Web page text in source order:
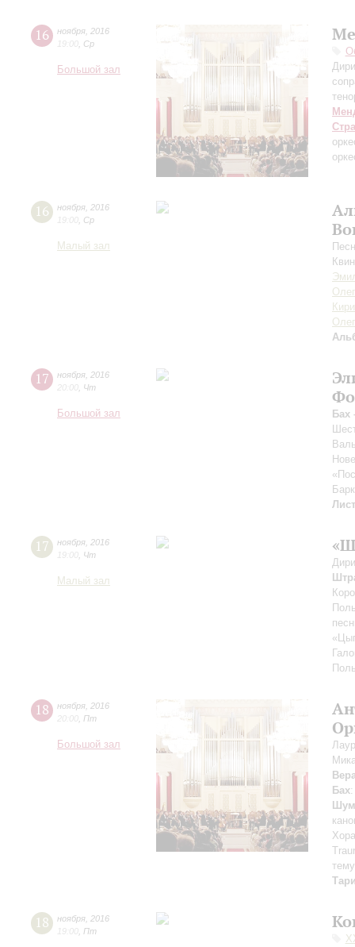
16 ноября 2016
19:00 Ср
Большой зал
16 ноября 2016
19:00 Ср
Малый зал
17 ноября 2016
20:00 Чт
Большой зал
Бах
Лист
17 ноября 2016
19:00 Чт
Малый зал
18 ноября 2016
20:00 Пт
Большой зал
Бах
18 ноября 2016
19:00 Пт